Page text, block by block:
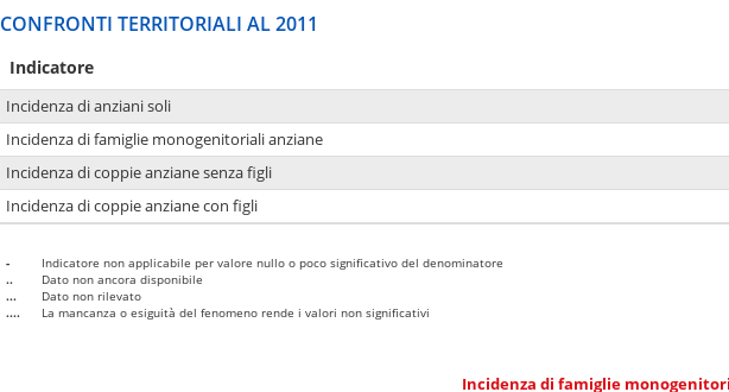
CONFRONTI TERRITORIALI AL 2011
Indicatore
Incidenza di anziani soli
Incidenza di famiglie monogenitoriali anziane
Incidenza di coppie anziane senza figli
Incidenza di coppie anziane con figli
-
Indicatore non applicabile per valore nullo o poco significativo del denominatore
..
Dato non ancora disponibile
...
Dato non rilevato
....
La mancanza o esiguità del fenomeno rende i valori non significativi
Incidenza di famiglie